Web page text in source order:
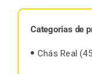
Categorias de
Chás Real